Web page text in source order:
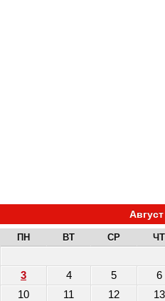
ПН ВТ СР ЧТ
3
4 5 6
10
11 12 13